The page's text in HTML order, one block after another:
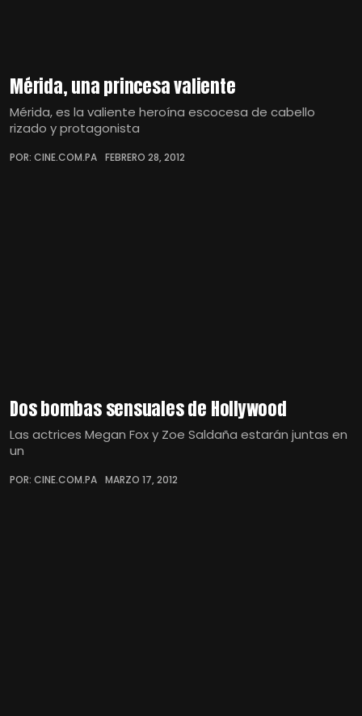
Mérida, una princesa valiente
Mérida, es la valiente heroína escocesa de cabello
rizado y protagonista
POR: CINE.COM.PA FEBRERO 28, 2012
Dos bombas sensuales de Hollywood
Las actrices Megan Fox y Zoe Saldaña estarán juntas en
un
POR: CINE.COM.PA MARZO 17, 2012